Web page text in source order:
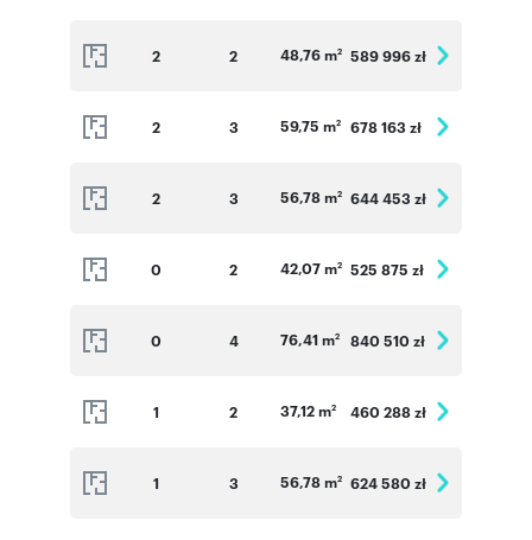
2 2 48,76 m2 589 996 zł
2 3 59,75 m2 678 163 zł
2 3 56,78 m2 644 453 zł
0 2 42,07 m2 525 875 zł
0 4 76,41 m2 840 510 zł
1 2 37,12 m2 460 288 zł
1 3 56,78 m2 624 580 zł